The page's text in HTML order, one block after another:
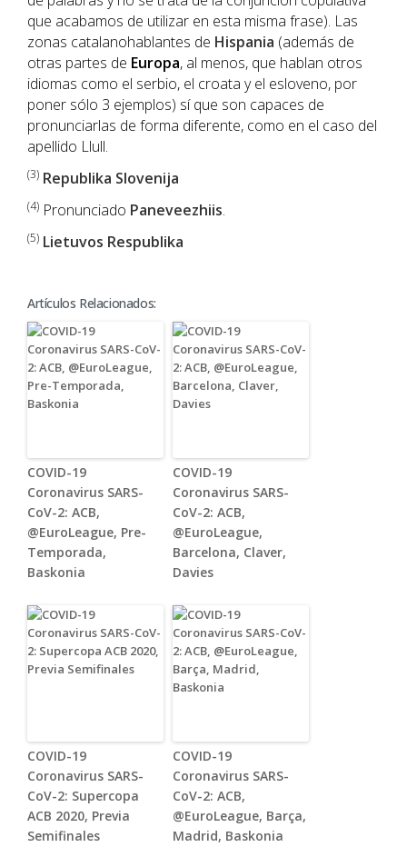
que acabamos de utilizar en esta misma frase). Las
zonas catalanohablantes de Hispania (además de
otras partes de Europa, al menos, que hablan otros
idiomas como el serbio, el croata y el esloveno, por
poner sólo 3 ejemplos) sí que son capaces de
pronunciarlas de forma diferente, como en el caso del
apellido Llull.
(3) Republika Slovenija
(4) Pronunciado Paneveezhiis.
(5) Lietuvos Respublika
Artículos Relacionados:
COVID-19
Coronavirus SARS-
CoV-2: ACB,
@EuroLeague, Pre-
Temporada,
Baskonia
COVID-19
Coronavirus SARS-
CoV-2: ACB,
@EuroLeague,
Barcelona, Claver,
Davies
COVID-19
Coronavirus SARS-
CoV-2: Supercopa
ACB 2020, Previa
Semifinales
COVID-19
Coronavirus SARS-
CoV-2: ACB,
@EuroLeague, Barça,
Madrid, Baskonia